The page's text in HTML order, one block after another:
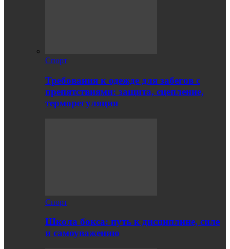
Спорт
Требования к одежде для забегов с
препятствиями: защита, сцепление,
терморегуляция
Спорт
Школа бокса: путь к дисциплине, силе
и самоуважению